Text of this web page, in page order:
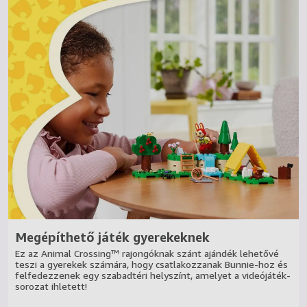
amely lehetővé teszi, hogy Bunnie átszökelljen a folyó
felett egy rúdugró rúddal. A sátor ajtaja kinyitható, így
könnyedén be lehet helyezni Bunnie-t éjszakára. Sőt, a
gyerekek még inkább kifejezhetik a kreativitásukat, ha
átépítik és a rengeteg kiegészítővel feldíszítik az
alaplapot.
A LEGO® Animal Crossing játékkészletek a videójáték
vidám kreativitását egyenes a kezébe adják azoknak a
gyermekeknek, akik szeretik megmutatni a művészi
tehetségüket.
Színes kiállítási darab – A 164 elemből álló szett normál
elrendezésben 9 cm magas, 20 cm széles és 17 cm
mély.
Megépíthető játék gyerekeknek
Ez az Animal Crossing™ rajongóknak szánt ajándék lehetővé
teszi a gyerekek számára, hogy csatlakozzanak Bunnie-hoz és
felfedezzenek egy szabadtéri helyszínt, amelyet a videójáték-
sorozat ihletett!